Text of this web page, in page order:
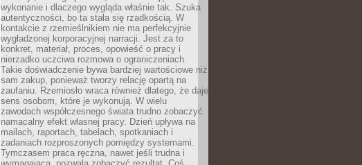
wykonanie i dlaczego wygląda właśnie tak. Szuka
autentyczności, bo ta stała się rzadkością. W
kontakcie z rzemieślnikiem nie ma perfekcyjnie
wygładzonej korporacyjnej narracji. Jest za to
konkret, materiał, proces, opowieść o pracy i
nierzadko uczciwa rozmowa o ograniczeniach.
Takie doświadczenie bywa bardziej wartościowe niż
sam zakup, ponieważ tworzy relację opartą na
zaufaniu. Rzemiosło wraca również dlatego, że daje
sens osobom, które je wykonują. W wielu
zawodach współczesnego świata trudno zobaczyć
namacalny efekt własnej pracy. Dzień upływa na
mailach, raportach, tabelach, spotkaniach i
zadaniach rozproszonych pomiędzy systemami.
Tymczasem praca ręczna, nawet jeśli trudna i